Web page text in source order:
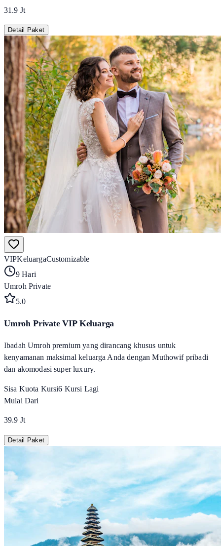
31.9 Jt
Detail Paket
VIPKeluargaCustomizable
9 Hari
Umroh Private
5.0
Umroh Private VIP Keluarga
Ibadah Umroh premium yang dirancang khusus untuk
kenyamanan maksimal keluarga Anda dengan Muthowif pribadi
dan akomodasi super luxury.
Sisa Kuota Kursi6 Kursi Lagi
Mulai Dari
39.9 Jt
Detail Paket